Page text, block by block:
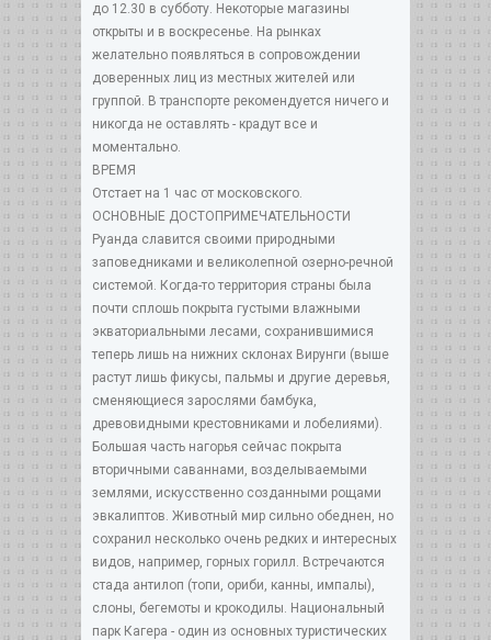
до 12.30 в субботу. Некоторые магазины
открыты и в воскресенье. На рынках
желательно появляться в сопровождении
доверенных лиц из местных жителей или
группой. В транспорте рекомендуется ничего и
никогда не оставлять - крадут все и
моментально.
ВРЕМЯ
Отстает на 1 час от московского.
ОСНОВНЫЕ ДОСТОПРИМЕЧАТЕЛЬНОСТИ
Руанда славится своими природными
заповедниками и великолепной озерно-речной
системой. Когда-то территория страны была
почти сплошь покрыта густыми влажными
экваториальными лесами, сохранившимися
теперь лишь на нижних склонах Вирунги (выше
растут лишь фикусы, пальмы и другие деревья,
сменяющиеся зарослями бамбука,
древовидными крестовниками и лобелиями).
Большая часть нагорья сейчас покрыта
вторичными саваннами, возделываемыми
землями, искусственно созданными рощами
эвкалиптов. Животный мир сильно обеднен, но
сохранил несколько очень редких и интересных
видов, например, горных горилл. Встречаются
стада антилоп (топи, ориби, канны, импалы),
слоны, бегемоты и крокодилы. Национальный
парк Кагера - один из основных туристических